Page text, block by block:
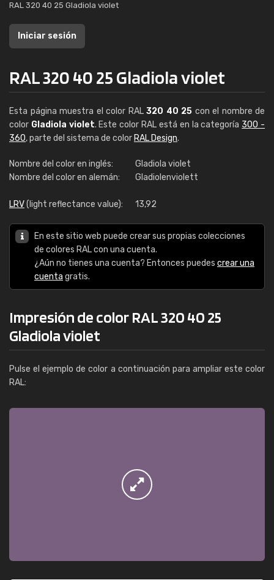
RAL 320 40 25 Gladiola violet
Iniciar sesión
RAL 320 40 25 Gladiola violet
Esta página muestra el color RAL 320 40 25 con el nombre de
color Gladiola violet. Este color RAL está en la categoría 300 -
360, parte del sistema de color RAL Design.
Nombre del color en inglés:
Gladiola violet
Nombre del color en alemán:
Gladiolenviolett
LRV(light reflectance value): 13,92
En este sitio web puede crear sus propias colecciones
de colores RAL con una cuenta.
¿Aún no tienes una cuenta? Entonces puedes crear una
cuenta gratis.
Impresión de color RAL 320 40 25
Gladiola violet
Pulse el ejemplo de color a continuación para ampliar este color
RAL: